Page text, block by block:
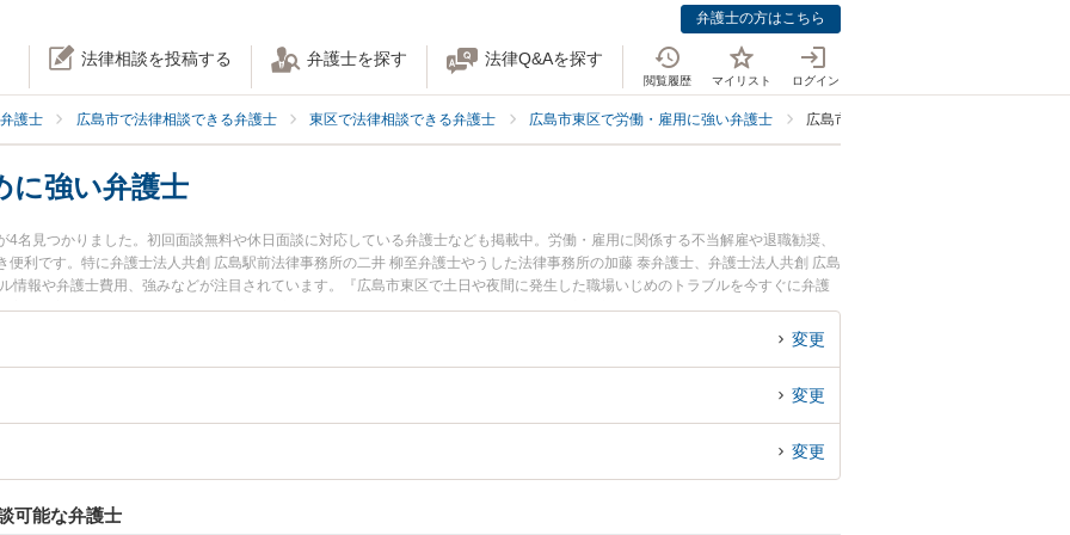
弁護士の方はこちら
法律相談を投稿する 弁護士を探す 法律Q&Aを探す
閲覧履歴 マイリスト ログイン
護士 広島市で法律相談できる弁護士 東区で法律相談できる弁護士 広島市東区で労働・雇用に強い弁護士 広島市東区で職場いじめに強い弁護士
に強い弁護士
名見つかりました。初回面談無料や休日面談に対応している弁護士なども掲載中。労働・雇用に関係する不当解雇や退職勧奨、
利です。特に弁護士法人共創 広島駅前法律事務所の二井 柳至弁護士やうした法律事務所の加藤 泰弁護士、弁護士法人共創 広島
情報や弁護士費用、強みなどが注目されています。『広島市東区で土日や夜間に発生した職場いじめのトラブルを今すぐに弁護
績豊富な近くの弁護士を検索したい』『初回相談無料で職場いじめを法律相談できる広島市東区内の弁護士に相談予約したい』
変更
変更
変更
可能な弁護士